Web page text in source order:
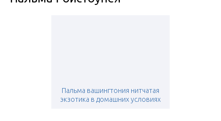
Пальма вашингтония нитчатая
экзотика в домашних условиях